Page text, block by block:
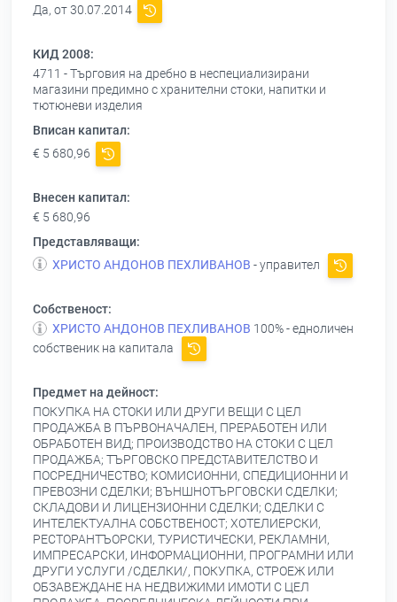
Да, от 30.07.2014
КИД 2008:
4711 - Търговия на дребно в неспециализирани
магазини предимно с хранителни стоки, напитки и
тютюневи изделия
Вписан капитал:
€ 5 680,96
Внесен капитал:
€ 5 680,96
Представляващи:
ХРИСТО АНДОНОВ ПЕХЛИВАНОВ - управител
Собственост:
ХРИСТО АНДОНОВ ПЕХЛИВАНОВ 100% - едноличен
собственик на капитала
Предмет на дейност:
ПОКУПКА НА СТОКИ ИЛИ ДРУГИ ВЕЩИ С ЦЕЛ
ПРОДАЖБА В ПЪРВОНАЧАЛЕН, ПРЕРАБОТЕН ИЛИ
ОБРАБОТЕН ВИД; ПРОИЗВОДСТВО НА СТОКИ С ЦЕЛ
ПРОДАЖБА; ТЪРГОВСКО ПРЕДСТАВИТЕЛСТВО И
ПОСРЕДНИЧЕСТВО; КОМИСИОННИ, СПЕДИЦИОННИ И
ПРЕВОЗНИ СДЕЛКИ; ВЪНШНОТЪРГОВСКИ СДЕЛКИ;
СКЛАДОВИ И ЛИЦЕНЗИОННИ СДЕЛКИ; СДЕЛКИ С
ИНТЕЛЕКТУАЛНА СОБСТВЕНОСТ; ХОТЕЛИЕРСКИ,
РЕСТОРАНТЪОРСКИ, ТУРИСТИЧЕСКИ, РЕКЛАМНИ,
ИМПРЕСАРСКИ, ИНФОРМАЦИОННИ, ПРОГРАМНИ ИЛИ
ДРУГИ УСЛУГИ /СДЕЛКИ/, ПОКУПКА, СТРОЕЖ ИЛИ
ОБЗАВЕЖДАНЕ НА НЕДВИЖИМИ ИМОТИ С ЦЕЛ